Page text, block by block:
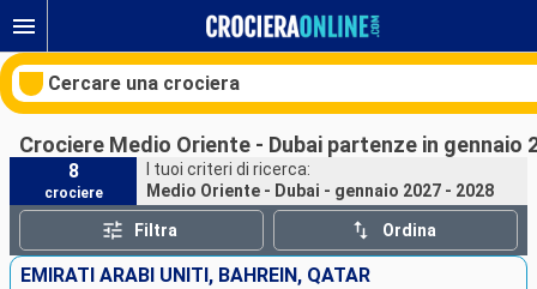
Cercare una crociera
Le nostre destinazioni
Mesi di partenza
Crociere Medio Oriente - Dubai partenze in gennaio
8
crociere
I tuoi criteri di ricerca:
Medio Oriente - Dubai - gennaio 2027 - 2028
Filtra Ordina
EMIRATI ARABI UNITI, BAHREIN, QATAR